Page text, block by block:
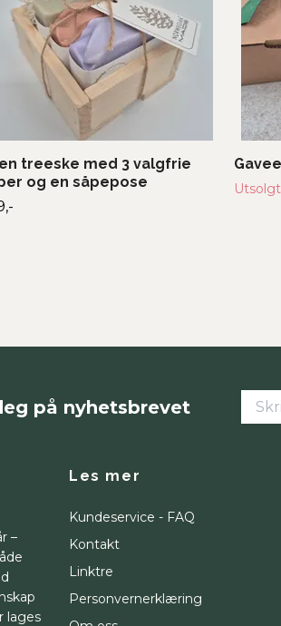
treeske med 3 valgfrie
og en såpepose
Utsolgt
på nyhetsbrevet
–
lages
Les mer
Kundeservice - FAQ
Kontakt
Linktre
Personvernerklæring